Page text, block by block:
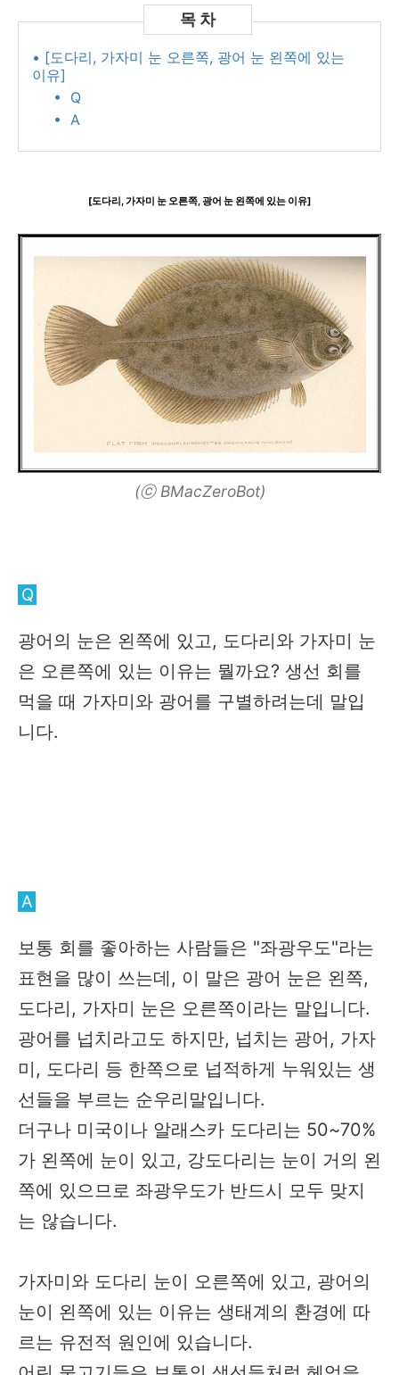
• [도다리, 가자미 눈 오른쪽, 광어 눈 왼쪽에 있는
이유]
• Q
• A
[도다리, 가자미 눈 오른쪽, 광어 눈 왼쪽에 있는 이유]
(ⓒ BMacZeroBot)
Q
광어의 눈은 왼쪽에 있고, 도다리와 가자미 눈
은 오른쪽에 있는 이유는 뭘까요? 생선 회를
먹을 때 가자미와 광어를 구별하려는데 말입
니다.
A
보통 회를 좋아하는 사람들은 "좌광우도"라는
표현을 많이 쓰는데, 이 말은 광어 눈은 왼쪽,
도다리, 가자미 눈은 오른쪽이라는 말입니다.
광어를 넙치라고도 하지만, 넙치는 광어, 가자
미, 도다리 등 한쪽으로 넙적하게 누워있는 생
선들을 부르는 순우리말입니다.
더구나 미국이나 알래스카 도다리는 50~70%
가 왼쪽에 눈이 있고, 강도다리는 눈이 거의 왼
쪽에 있으므로 좌광우도가 반드시 모두 맞지
는 않습니다.
가자미와 도다리 눈이 오른쪽에 있고, 광어의
눈이 왼쪽에 있는 이유는 생태계의 환경에 따
르는 유전적 원인에 있습니다.